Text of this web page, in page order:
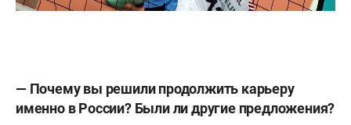
— Почему вы решили продолжить карьеру
именно в России? Были ли другие предложения?